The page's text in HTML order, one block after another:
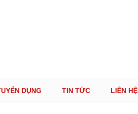
DỤNG TIN TỨC LIÊN HỆ